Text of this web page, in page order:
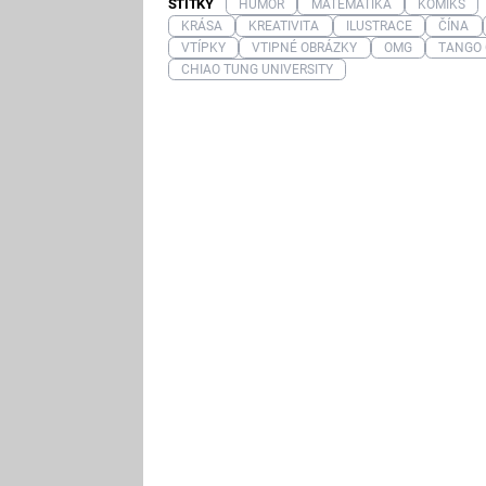
ŠTÍTKY HUMOR MATEMATIKA
KOMIKS
KRÁSA
KREATIVITA ILUSTRACE ČÍNA
VTÍPKY
VTIPNÉ OBRÁZKY OMG
TANGO
CHIAO TUNG UNIVERSITY